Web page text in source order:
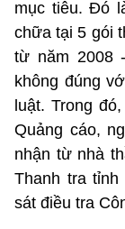
mục tiêu. Đó
chữa tại 5 gói
từ năm 2008
không đúng
luật. Trong
Quảng cáo,
nhận từ nhà
Thanh tra
sát điều tra